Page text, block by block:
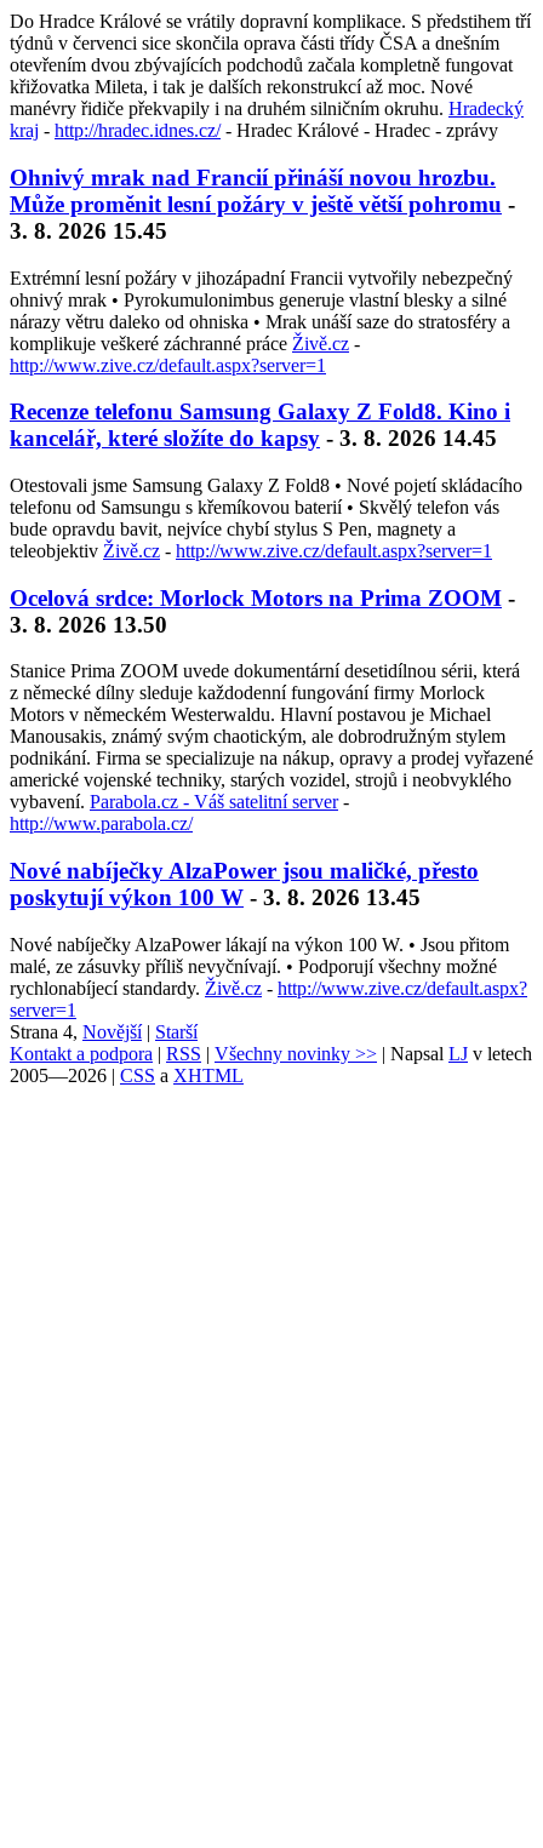
Do Hradce Králové se vrátily dopravní komplikace. S předstihem tří
týdnů v červenci sice skončila oprava části třídy ČSA a dnešním
otevřením dvou zbývajících podchodů začala kompletně fungovat
křižovatka Mileta, i tak je dalších rekonstrukcí až moc. Nové
manévry řidiče překvapily i na druhém silničním okruhu. Hradecký
kraj - http://hradec.idnes.cz/- Hradec Králové - Hradec - zprávy
Ohnivý mrak nad Francií přináší novou hrozbu.
Může proměnit lesní požáry v ještě větší pohromu -
3. 8. 2026 15.45
Extrémní lesní požáry v jihozápadní Francii vytvořily nebezpečný
ohnivý mrak • Pyrokumulonimbus generuje vlastní blesky a silné
nárazy větru daleko od ohniska • Mrak unáší saze do stratosféry a
komplikuje veškeré záchranné práce Živě.cz -
http://www.zive.cz/default.aspx?server=1
Recenze telefonu Samsung Galaxy Z Fold8. Kino i
kancelář, které složíte do kapsy - 3. 8. 2026 14.45
Otestovali jsme Samsung Galaxy Z Fold8 • Nové pojetí skládacího
telefonu od Samsungu s křemíkovou baterií • Skvělý telefon vás
bude opravdu bavit, nejvíce chybí stylus S Pen, magnety a
teleobjektiv Živě.cz - http://www.zive.cz/default.aspx?server=1
Ocelová srdce: Morlock Motors na Prima ZOOM -
3. 8. 2026 13.50
Stanice Prima ZOOM uvede dokumentární desetidílnou sérii, která
z německé dílny sleduje každodenní fungování firmy Morlock
Motors v německém Westerwaldu. Hlavní postavou je Michael
Manousakis, známý svým chaotickým, ale dobrodružným stylem
podnikání. Firma se specializuje na nákup, opravy a prodej vyřazené
americké vojenské techniky, starých vozidel, strojů i neobvyklého
vybavení. Parabola.cz - Váš satelitní server-
http://www.parabola.cz/
Nové nabíječky AlzaPower jsou maličké, přesto
poskytují výkon 100 W - 3. 8. 2026 13.45
Nové nabíječky AlzaPower lákají na výkon 100 W. • Jsou přitom
malé, ze zásuvky příliš nevyčnívají. • Podporují všechny možné
rychlonabíjecí standardy. Živě.cz - http://www.zive.cz/default.aspx?
server=1
Strana 4, Novější| Starší
Kontakt a podpora | RSS | Všechny novinky >> | Napsal LJ v letech
2005—2026 | CSS a XHTML